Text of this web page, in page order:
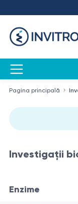
Pagina principală
Investigații
Enzime